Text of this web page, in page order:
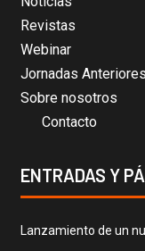
Revistas
Webinar
Jornadas Anteriores
Sobre nosotros
Contacto
ENTRADAS Y
Lanzamiento de un